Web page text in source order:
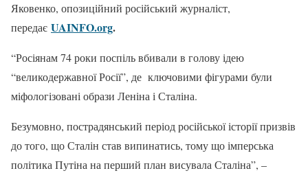
Яковенко, опозиційний російський журналіст,
передає UAINFO.org.
“Росіянам 74 роки поспіль вбивали в голову ідею
“великодержавної Росії”, де ключовими фігурами були
міфологізовані образи Леніна і Сталіна.
Безумовно, пострадянський період російської історії призвів
до того, що Сталін став випинатись, тому що імперська
політика Путіна на перший план висувала Сталіна”, –